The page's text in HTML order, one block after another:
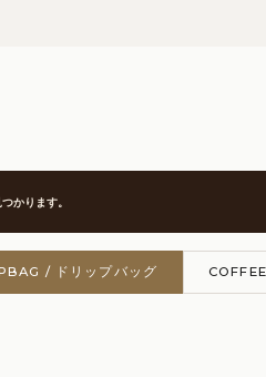
かります。
/ ドリップバッグ